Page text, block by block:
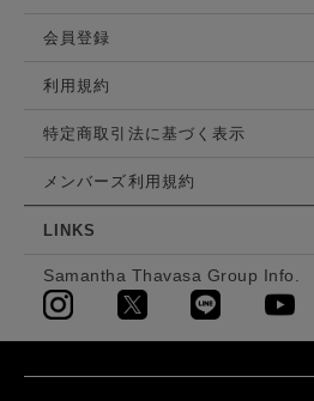
会員登録
利用規約
特定商取引法に基づく表示
メンバーズ利用規約
LINKS
Samantha Thavasa Group Info.